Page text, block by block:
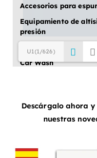
Accesorios para
Equipamiento de
presión
Equipamiento
Car Wash
aspiradores
U1(1/626)
Descárgalo ahora
nuestras